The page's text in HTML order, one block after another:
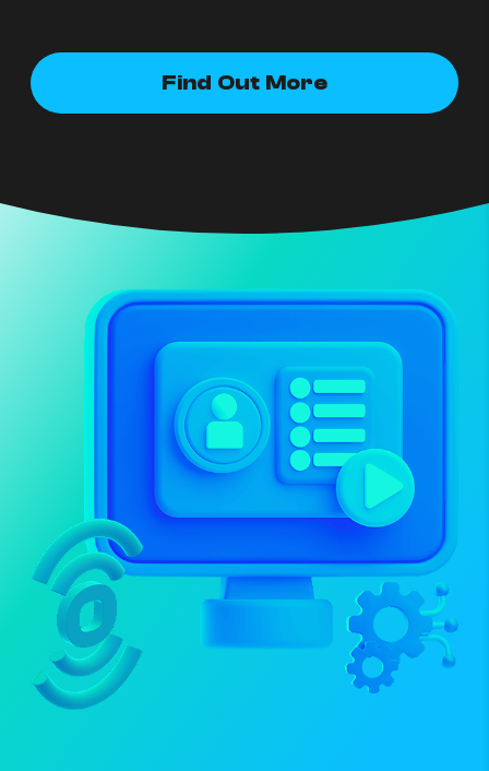
Find Out More